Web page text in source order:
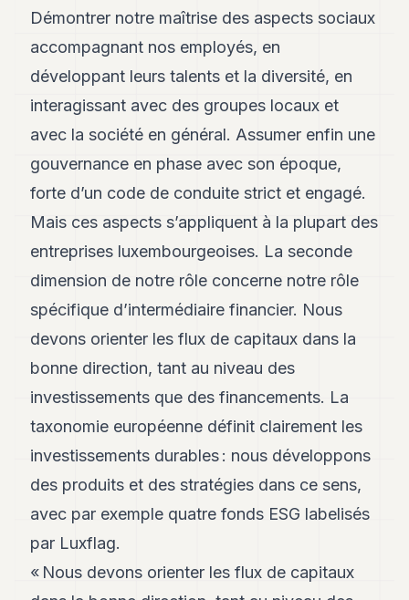
13
Andy
12
Andy
Andy
10
9
Andy
8
Andy
Andy
6
5
Andy
3
TECH
FINANCE
DE
ARTS
ASSURANCE
Démontrer notre maîtrise des aspects sociaux
accompagnant nos employés, en
développant leurs talents et la diversité, en
interagissant avec des groupes locaux et
avec la société en général. Assumer enfin une
gouvernance en phase avec son époque,
forte d’un code de conduite strict et engagé.
Mais ces aspects s’appliquent à la plupart des
entreprises luxembourgeoises. La seconde
dimension de notre rôle concerne notre rôle
spécifique d’intermédiaire financier. Nous
devons orienter les flux de capitaux dans la
bonne direction, tant au niveau des
investissements que des financements. La
taxonomie européenne définit clairement les
investissements durables : nous développons
des produits et des stratégies dans ce sens,
avec par exemple quatre fonds ESG labelisés
par Luxflag.
« Nous devons orienter les flux de capitaux